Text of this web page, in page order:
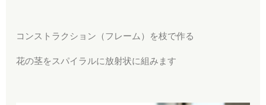
コンストラクション（フレーム）を枝で作る
花の茎をスパイラルに放射状に組みます